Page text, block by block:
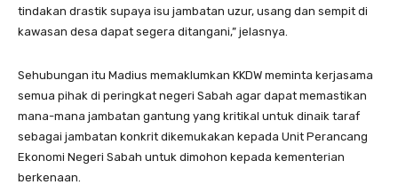
tindakan drastik supaya isu jambatan uzur, usang dan sempit di
kawasan desa dapat segera ditangani,” jelasnya.
Sehubungan itu Madius memaklumkan KKDW meminta kerjasama
semua pihak di peringkat negeri Sabah agar dapat memastikan
mana-mana jambatan gantung yang kritikal untuk dinaik taraf
sebagai jambatan konkrit dikemukakan kepada Unit Perancang
Ekonomi Negeri Sabah untuk dimohon kepada kementerian
berkenaan.